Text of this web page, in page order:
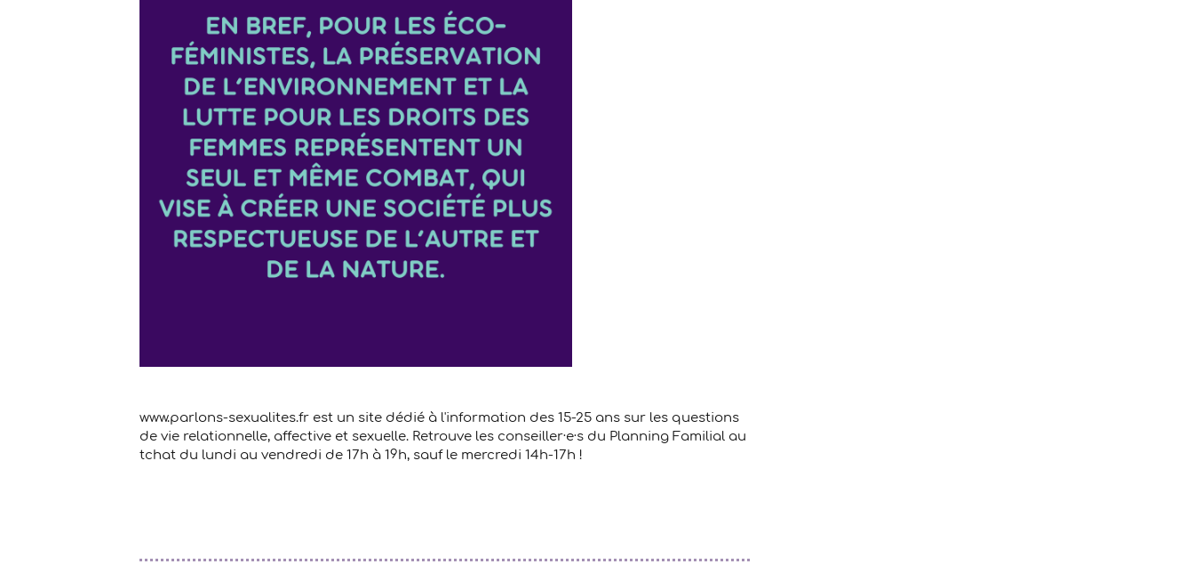
www.parlons-sexualites.fr est un site dédié à l'information des 15-25 ans sur les questions
de vie relationnelle, affective et sexuelle. Retrouve les conseiller·e·s du Planning Familial au
tchat du lundi au vendredi de 17h à 19h, sauf le mercredi 14h-17h !